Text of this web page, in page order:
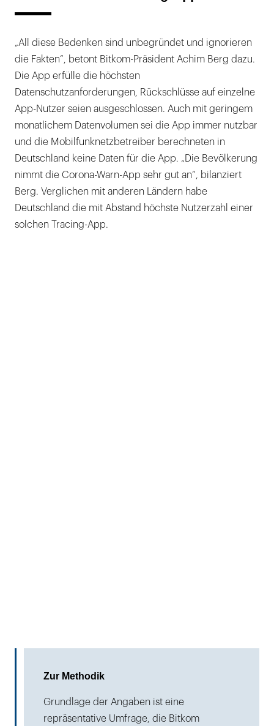
„All diese Bedenken sind unbegründet und ignorieren
die Fakten“, betont Bitkom-Präsident Achim Berg dazu.
Die App erfülle die höchsten
Datenschutzanforderungen, Rückschlüsse auf einzelne
App-Nutzer seien ausgeschlossen. Auch mit geringem
monatlichem Datenvolumen sei die App immer nutzbar
und die Mobilfunknetzbetreiber berechneten in
Deutschland keine Daten für die App. „Die Bevölkerung
nimmt die Corona-Warn-App sehr gut an“, bilanziert
Berg. Verglichen mit anderen Ländern habe
Deutschland die mit Abstand höchste Nutzerzahl einer
solchen Tracing-App.
Zur Methodik
Grundlage der Angaben ist eine
repräsentative Umfrage, die Bitkom